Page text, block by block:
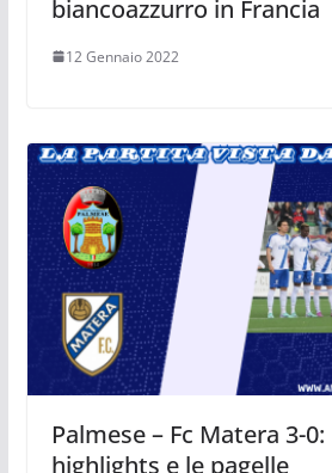
biancoazzurro in Francia
12 Gennaio 2022
Palmese – Fc Matera 3-
highlights e le pagelle